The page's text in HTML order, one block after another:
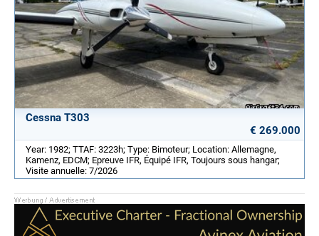
Cessna T303
€ 269.000
Year: 1982; TTAF: 3223h; Type: Bimoteur; Location: Allemagne,
Kamenz, EDCM; Epreuve IFR, Équipé IFR, Toujours sous hangar;
Visite annuelle: 7/2026